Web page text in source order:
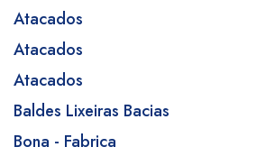
Atacados
Atacados
Atacados
Baldes Lixeiras Bacias
Bona - Fabrica